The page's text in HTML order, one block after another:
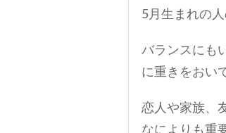
5月生まれの
バランスにも
に重きをおい
恋人や家族、
なによりも重